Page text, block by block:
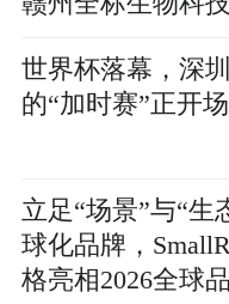
世界杯落幕，深
的“加时赛”正开场
立足“场景”与“生
球化品牌，
格亮相2026全球